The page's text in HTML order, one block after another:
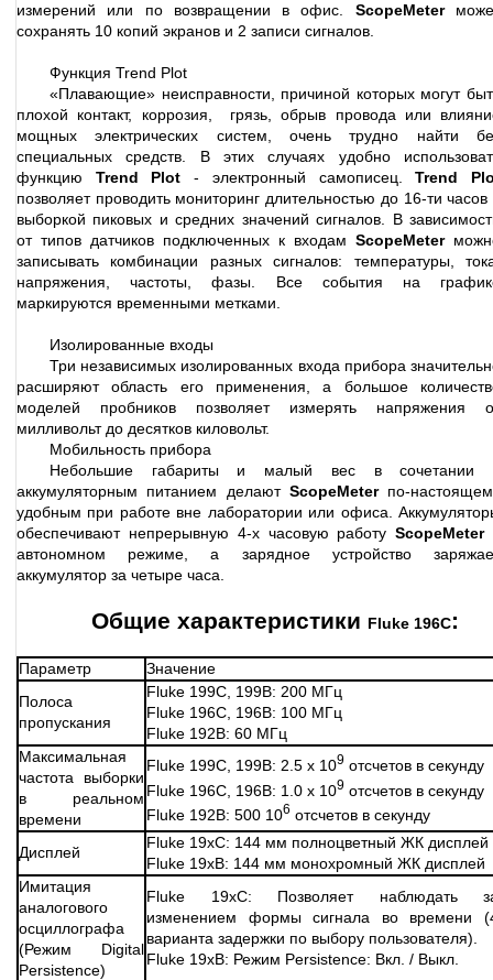
измерений или по возвращении в офис. ScopeMeter
сохранять 10 копий экранов и 2 записи сигналов.
Функция Trend Plot
«Плавающие» неисправности, причиной которых могут
плохой контакт, коррозия, грязь, обрыв провода или
мощных электрических систем, очень трудно найти
специальных средств. В этих случаях удобно
функцию Trend Plot - электронный самописец.Trend
позволяет проводить мониторинг длительностью до 16-ти часов
выборкой пиковых и средних значений сигналов. В
от типов датчиков подключенных к входам ScopeMeter
записывать комбинации разных сигналов: температуры,
напряжения, частоты, фазы. Все события на
маркируются временными метками.
Изолированные входы
Три независимых изолированных входа прибора
расширяют область его применения, а большое
моделей пробников позволяет измерять напряжения
милливольт до десятков киловольт.
Мобильность прибора
Небольшие габариты и малый вес в сочетании
аккумуляторным питанием делают ScopeMeterпо-
удобным при работе вне лаборатории или офиса.
обеспечивают непрерывную 4-х часовую работуScopeMeter
автономном режиме, а зарядное устройство
аккумулятор за четыре часа.
Общие характеристики Fluke 196C:
Параметр
Значение
Полоса
пропускания
Fluke 199C, 199B: 200 МГц
Fluke 196C, 196B: 100 МГц
Fluke 192B: 60 МГц
Максимальная
частота выборки
в реальном
времени
Fluke 199C, 199B: 2.5 х 109 отсчетов в секунду
Fluke 196C, 196B: 1.0 х 109 отсчетов в секунду
Fluke 192B: 500 106 отсчетов в секунду
Дисплей
Fluke 19xC: 144 мм полноцветный ЖК дисплей
Fluke 19xB: 144 мм монохромный ЖК дисплей
Имитация
аналогового
осциллографа
(Режим Digital
Persistence)
Fluke 19xC: Позволяет наблюдать
изменением формы сигнала во времени
варианта задержки по выбору пользователя).
Fluke 19xB: Режим Persistence: Вкл. / Выкл.